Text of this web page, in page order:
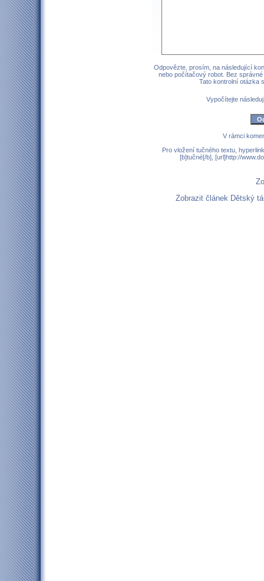
Odpovězte, prosím, na následující
nebo počítačový robot. Bez
Tato kontrolní otázka
Vypočítejte
V rámci
Pro vložení tučného textu,
[b]tučné[/b], [url]http://
Zobrazit článek Dětský